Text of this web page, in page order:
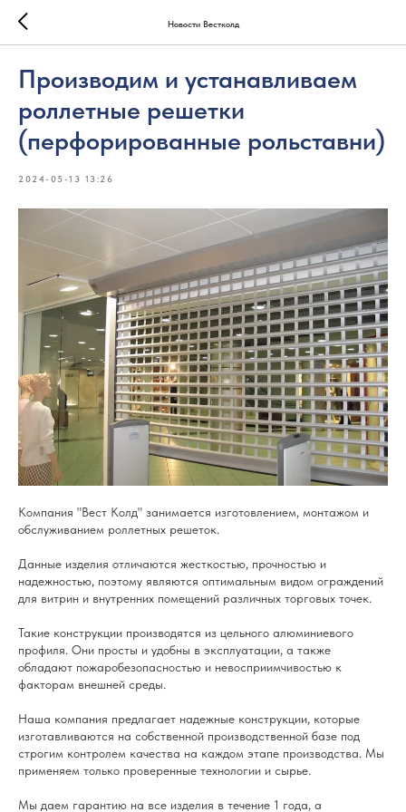
Новости Вестколд
Производим и устанавливаем
роллетные решетки
(перфорированные рольставни)
2024-05-13 13:26
Компания "Вест Колд" занимается изготовлением, монтажом и
обслуживанием роллетных решеток.
Данные изделия отличаются жесткостью, прочностью и
надежностью, поэтому являются оптимальным видом ограждений
для витрин и внутренних помещений различных торговых точек.
Такие конструкции производятся из цельного алюминиевого
профиля. Они просты и удобны в эксплуатации, а также
обладают пожаробезопасностью и невосприимчивостью к
факторам внешней среды.
Наша компания предлагает надежные конструкции, которые
изготавливаются на собственной производственной базе под
строгим контролем качества на каждом этапе производства. Мы
применяем только проверенные технологии и сырье.
Мы даем гарантию на все изделия в течение 1 года, а